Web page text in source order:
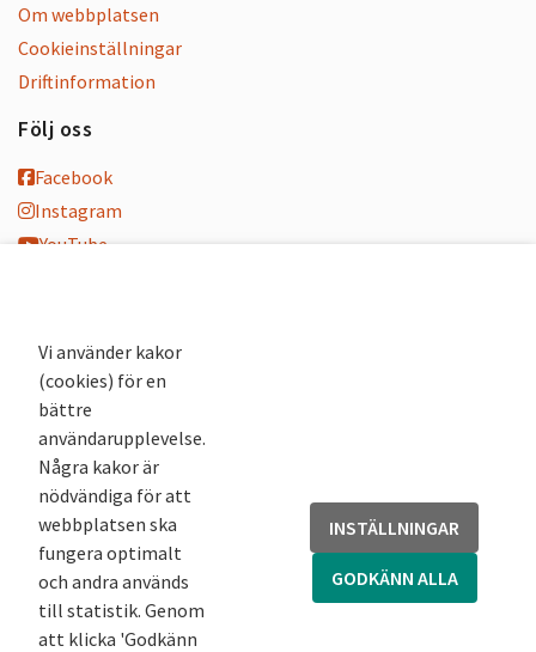
Om webbplatsen
Cookieinställningar
Driftinformation
Följ oss
Facebook
Instagram
YouTube
Nyhetsbrev
Andra webbplatser
Arkivsök
Fornsök
Fornreg
Bebyggelseregistret
Runor
Kringla
Vi använder kakor
(cookies) för en
bättre
användarupplevelse.
Några kakor är
nödvändiga för att
webbplatsen ska
fungera optimalt
och andra används
till statistik. Genom
att klicka 'Godkänn
INSTÄLLNINGAR
GODKÄNN ALLA